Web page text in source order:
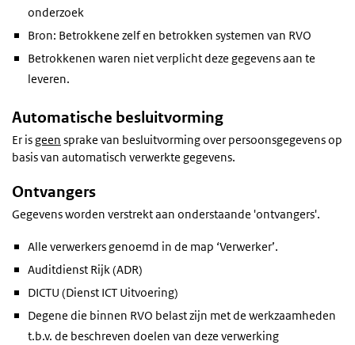
onderzoek
Bron: Betrokkene zelf en betrokken systemen van RVO
Betrokkenen waren niet verplicht deze gegevens aan te
leveren.
Automatische besluitvorming
Er isgeen sprake van besluitvorming over persoonsgegevens op
basis van automatisch verwerkte gegevens.
Ontvangers
Gegevens worden verstrekt aan onderstaande 'ontvangers'.
Alle verwerkers genoemd in de map ‘Verwerker’.
Auditdienst Rijk (ADR)
DICTU (Dienst ICT Uitvoering)
Degene die binnen RVO belast zijn met de werkzaamheden
t.b.v. de beschreven doelen van deze verwerking